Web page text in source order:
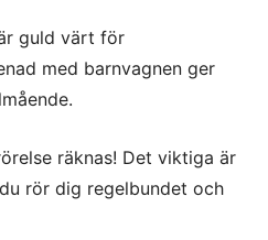
guld värt för
med barnvagnen ger
räknas! Det viktiga är
rör dig regelbundet och